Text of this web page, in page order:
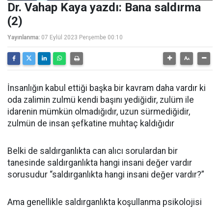
Dr. Vahap Kaya yazdı: Bana saldırma
(2)
Yayınlanma: 07 Eylül 2023 Perşembe 00:10
İnsanlığın kabul ettiği başka bir kavram daha vardır ki
oda zalimin zulmü kendi başını yediğidir, zulüm ile
idarenin mümkün olmadığıdır, uzun sürmediğidir,
zulmün de insan şefkatine muhtaç kaldığıdır
Belki de saldırganlıkta can alıcı sorulardan bir
tanesinde saldırganlıkta hangi insani değer vardır
sorusudur “saldırganlıkta hangi insani değer vardır?”
Ama genellikle saldırganlıkta koşullanma psikolojisi